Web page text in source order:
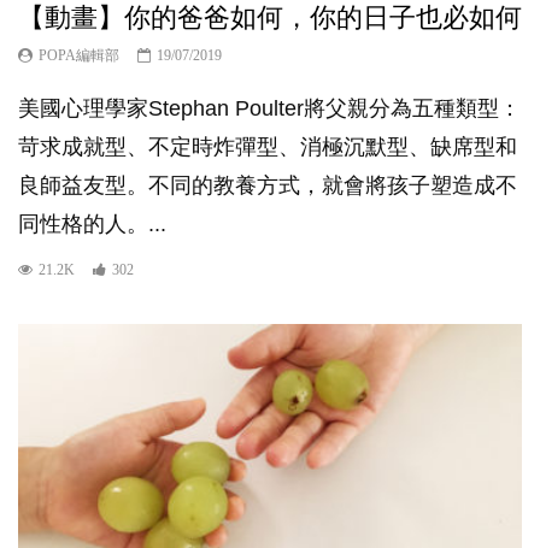
【動畫】你的爸爸如何，你的日子也必如何
POPA編輯部 19/07/2019
美國心理學家Stephan Poulter將父親分為五種類型：
苛求成就型、不定時炸彈型、消極沉默型、缺席型和
良師益友型。不同的教養方式，就會將孩子塑造成不
同性格的人。...
21.2K 302